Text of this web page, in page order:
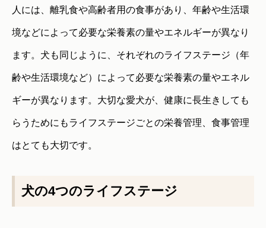
人には、離乳食や高齢者用の食事があり、年齢や生活環
境などによって必要な栄養素の量やエネルギーが異なり
ます。犬も同じように、それぞれのライフステージ（年
齢や生活環境など）によって必要な栄養素の量やエネル
ギーが異なります。大切な愛犬が、健康に長生きしても
らうためにもライフステージごとの栄養管理、食事管理
はとても大切です。
犬の4つのライフステージ